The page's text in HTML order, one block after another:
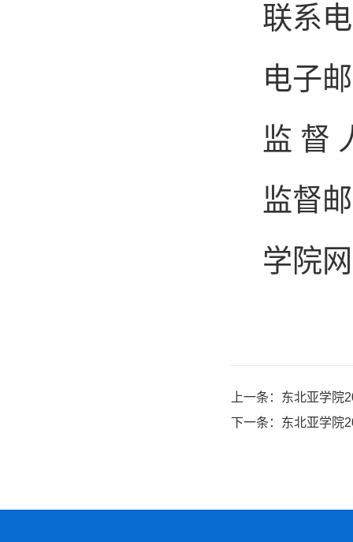
联系
电子
监 督
监督
学院
上一条： 东北亚学院
下一条： 东北亚学院